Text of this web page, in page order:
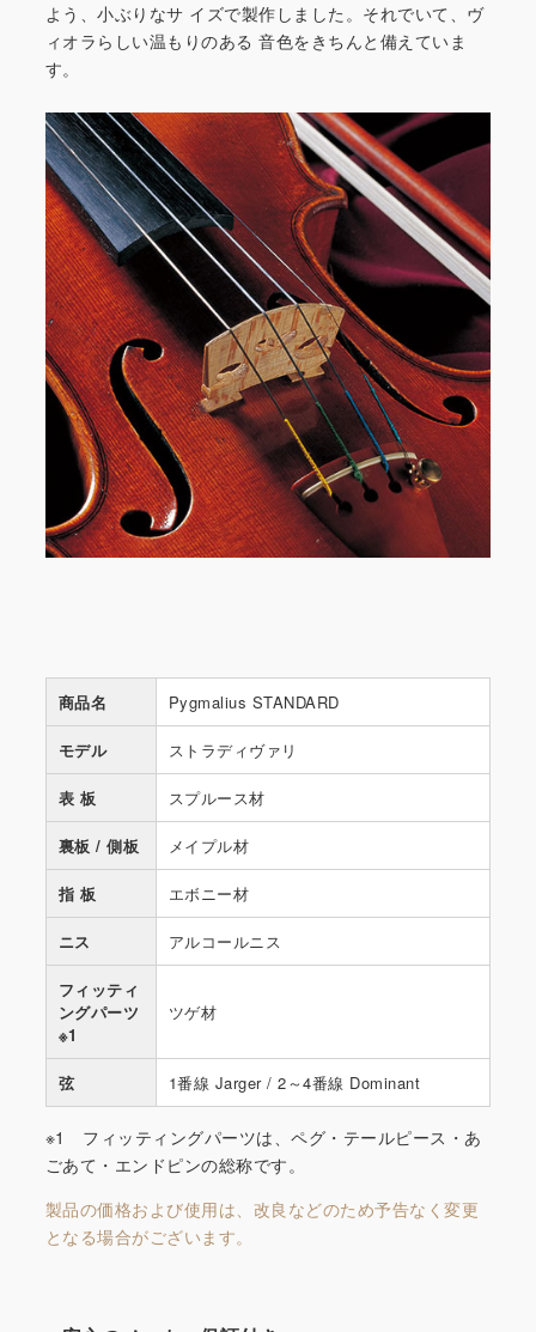
よう、小ぶりなサ イズで製作しました。それでいて、ヴ
ィオラらしい温もりのある 音色をきちんと備えていま
す。
商品名 Pygmalius STANDARD
モデル ストラディヴァリ
表 板 スプルース材
裏板 / 側板 メイプル材
指 板 エボニー材
ニス アルコールニス
フィッティ
ングパーツ
※1
ツゲ材
弦 1番線 Jarger / 2～4番線 Dominant
※1 フィッティングパーツは、ペグ・テールピース・あ
ごあて・エンドピンの総称です。
製品の価格および使用は、改良などのため予告なく変更
となる場合がございます。